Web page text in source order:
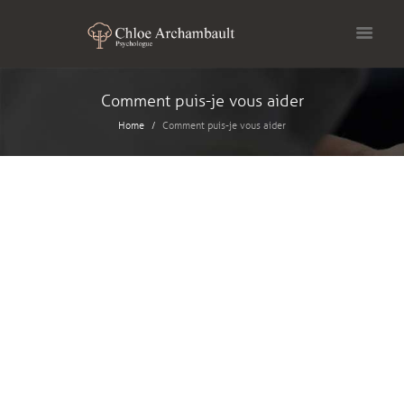
Comment puis-je vous aider
Home Comment puis-je vous aider